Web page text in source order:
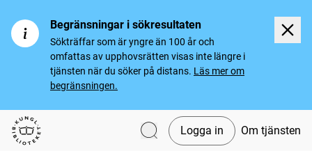
Begränsningar i sökresultaten
Sökträffar som är yngre än 100 år och
omfattas av upphovsrätten visas inte längre i
tjänsten när du söker på distans. Läs mer om
begränsningen.
Svenska tidningar
Logga in Om tjänsten